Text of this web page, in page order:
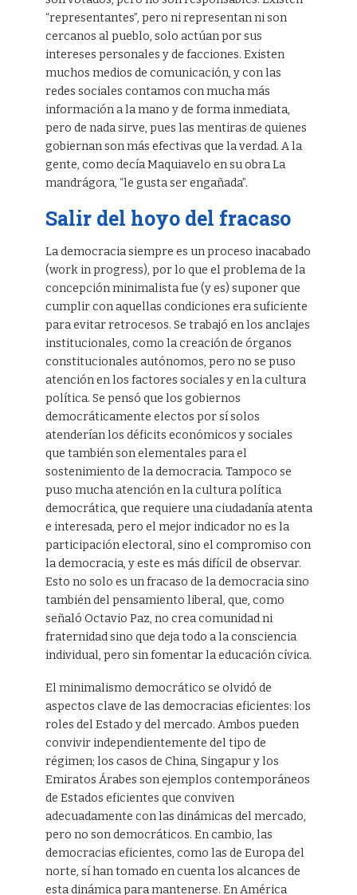
“representantes”, pero ni representan ni son
cercanos al pueblo, solo actúan por sus
intereses personales y de facciones. Existen
muchos medios de comunicación, y con las
redes sociales contamos con mucha más
información a la mano y de forma inmediata,
pero de nada sirve, pues las mentiras de quienes
gobiernan son más efectivas que la verdad. A la
gente, como decía Maquiavelo en su obra La
mandrágora, “le gusta ser engañada”.
Salir del hoyo del fracaso
La democracia siempre es un proceso inacabado
(work in progress), por lo que el problema de la
concepción minimalista fue (y es) suponer que
cumplir con aquellas condiciones era suficiente
para evitar retrocesos. Se trabajó en los anclajes
institucionales, como la creación de órganos
constitucionales autónomos, pero no se puso
atención en los factores sociales y en la cultura
política. Se pensó que los gobiernos
democráticamente electos por sí solos
atenderían los déficits económicos y sociales
que también son elementales para el
sostenimiento de la democracia. Tampoco se
puso mucha atención en la cultura política
democrática, que requiere una ciudadanía atenta
e interesada, pero el mejor indicador no es la
participación electoral, sino el compromiso con
la democracia, y este es más difícil de observar.
Esto no solo es un fracaso de la democracia sino
también del pensamiento liberal, que, como
señaló Octavio Paz, no crea comunidad ni
fraternidad sino que deja todo a la consciencia
individual, pero sin fomentar la educación cívica.
El minimalismo democrático se olvidó de
aspectos clave de las democracias eficientes: los
roles del Estado y del mercado. Ambos pueden
convivir independientemente del tipo de
régimen; los casos de China, Singapur y los
Emiratos Árabes son ejemplos contemporáneos
de Estados eficientes que conviven
adecuadamente con las dinámicas del mercado,
pero no son democráticos. En cambio, las
democracias eficientes, como las de Europa del
norte, sí han tomado en cuenta los alcances de
esta dinámica para mantenerse. En América